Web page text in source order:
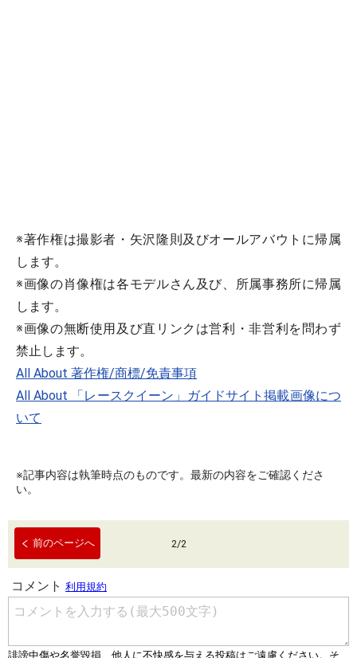
※著作権は撮影者・矢沢隆則及びオールアバウトに帰属
します。
※画像の肖像権は各モデルさん及び、所属事務所に帰属
します。
※画像の無断使用及び直リンクは営利・非営利を問わず
禁止します。
All About 著作権/商標/免責事項
All About 「レースクイーン」ガイドサイト掲載画像につ
いて
※記事内容は執筆時点のものです。最新の内容をご確認くださ
い。
前のページへ 2/2